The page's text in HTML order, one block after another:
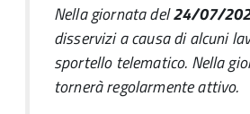
Nella giornata del24/07/
disservizi a causa di alcuni
sportello telematico. Nella
tornerà regolarmente attivo.